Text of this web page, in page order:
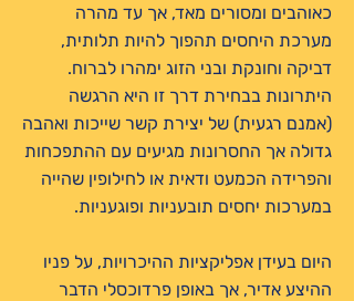
כאוהבים ומסורים מאד, אך עד מהרה
מערכת היחסים תהפוך להיות תלותית,
דביקה וחונקת ובני הזוג ימהרו לברוח.
היתרונות בבחירת דרך זו היא הרגשה
(אמנם רגעית) של יצירת קשר שייכות ואהבה
גדולה אך החסרונות מגיעים עם ההתפכחות
והפרידה הכמעט ודאית או לחילופין שהייה
במערכות יחסים תובעניות ופוגעניות.
היום בעידן אפליקציות ההיכרויות, על פניו
ההיצע אדיר, אך באופן פרדוכסלי הדבר